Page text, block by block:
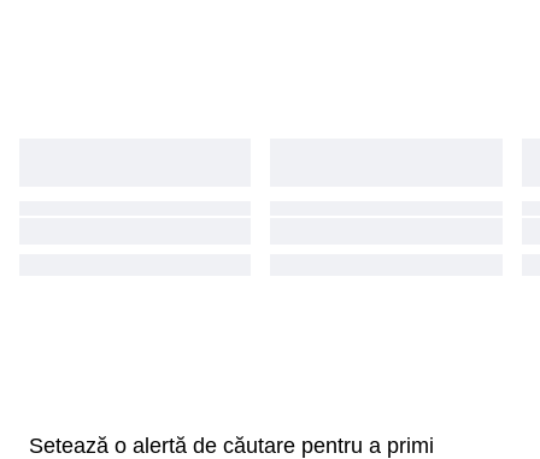
Setează o alertă de căutare pentru a primi